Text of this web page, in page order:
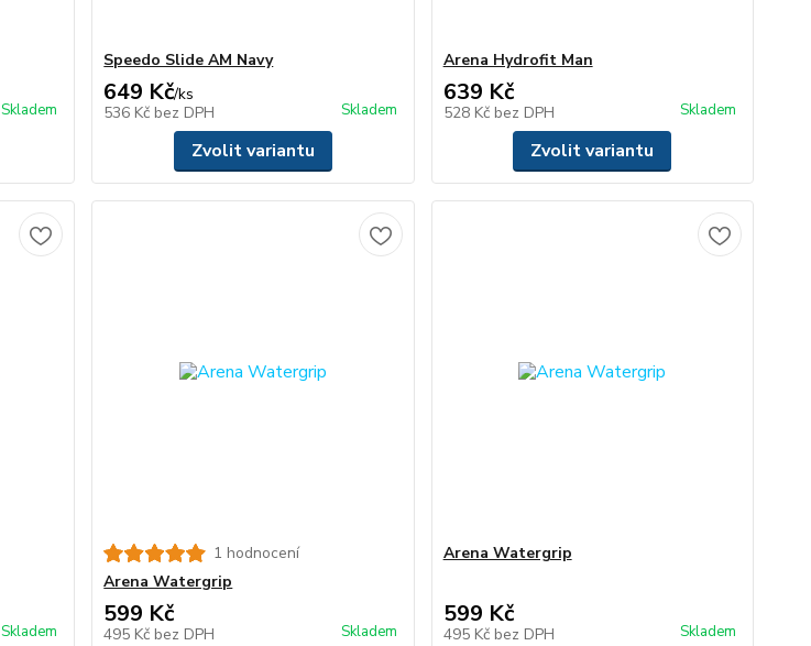
Skladem
Speedo Slide AM Navy
649 Kč/ks
536 Kč bez DPH Skladem
Zvolit variantu
Arena Hydrofit Man
639 Kč
528 Kč bez DPH Skladem
Zvolit variantu
Skladem
1 hodnocení
Arena Watergrip
599 Kč
495 Kč bez DPH Skladem
Arena Watergrip
599 Kč
495 Kč bez DPH Skladem